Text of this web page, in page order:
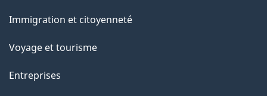
sujets
Immigration et citoyenneté
Voyage et tourisme
Entreprises